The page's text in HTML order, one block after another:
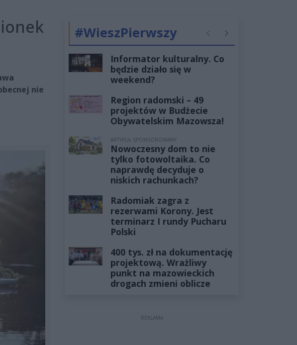
nie
#WieszPierwszy PoprzednieNastępne
Informator kulturalny. Co
będzie działo się w
weekend?
Region radomski – 49
projektów w Budżecie
Obywatelskim Mazowsza!
ARTYKUŁ SPONSOROWANY
Nowoczesny dom to nie
tylko fotowoltaika. Co
naprawdę decyduje o
niskich rachunkach?
Radomiak zagra z
rezerwami Korony. Jest
terminarz I rundy Pucharu
Polski
400 tys. zł na dokumentację
projektową. Wrażliwy
punkt na mazowieckich
drogach zmieni oblicze
REKLAMA